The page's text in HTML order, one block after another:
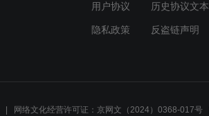
用户协议 历史协议文本
隐私政策 反盗链声明
网络文化经营许可证：京网文（2024）0368-017号